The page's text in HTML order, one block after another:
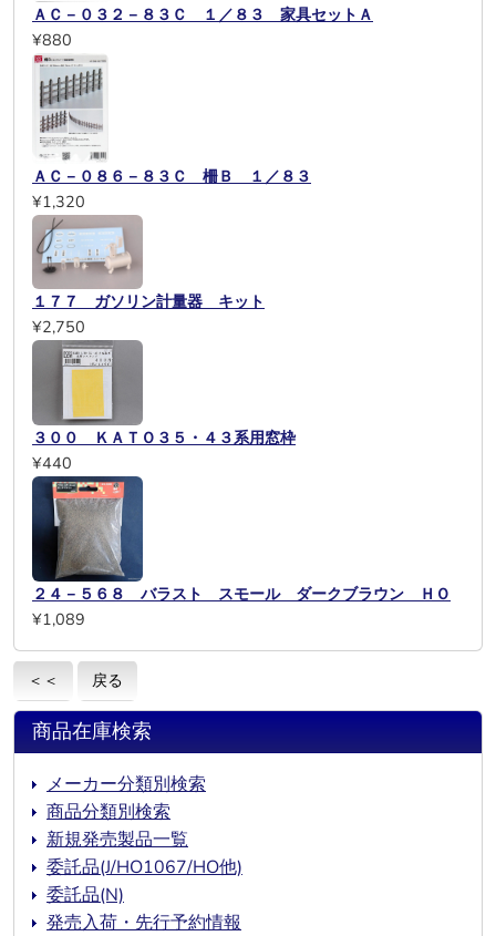
ＡＣ－０３２－８３Ｃ １／８３ 家具セットＡ
¥880
ＡＣ－０８６－８３Ｃ 柵Ｂ １／８３
¥1,320
１７７ ガソリン計量器 キット
¥2,750
３００ ＫＡＴＯ３５・４３系用窓枠
¥440
２４－５６８ バラスト スモール ダークブラウン ＨＯ
¥1,089
＜＜ 戻る
商品在庫検索
メーカー分類別検索
商品分類別検索
新規発売製品一覧
委託品(J/HO1067/HO他)
委託品(N)
発売入荷・先行予約情報